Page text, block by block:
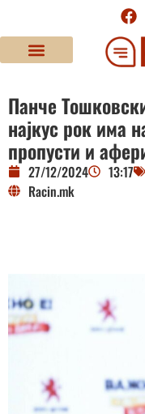
Панче
најкус рок има
пропусти и
27/12/2024 13:17
Racin.mk